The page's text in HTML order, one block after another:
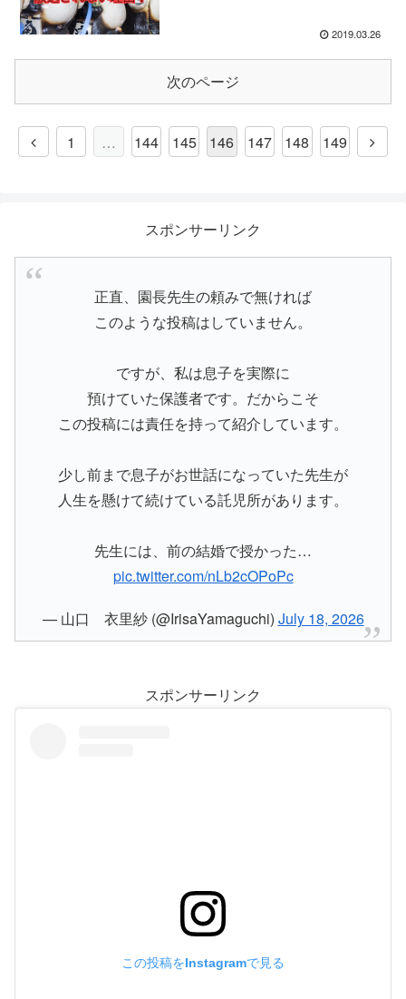
2019.03.26
次のページ
1 … 144 145 146 147 148 149
スポンサーリンク
正直、園長先生の頼みで無ければ
このような投稿はしていません。
ですが、私は息子を実際に
預けていた保護者です。だからこそ
この投稿には責任を持って紹介しています。
少し前まで息子がお世話になっていた先生が
人生を懸けて続けている託児所があります。
先生には、前の結婚で授かった…
pic.twitter.com/nLb2cOPoPc
— 山口 衣里紗 (@IrisaYamaguchi) July 18, 2026
スポンサーリンク
この投稿をInstagramで見る